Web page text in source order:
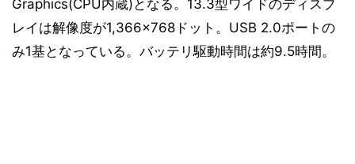
Graphics(CPU内蔵)となる。13.3型ワイドのディスプ
レイは解像度が1,366×768ドット。USB 2.0ポートの
み1基となっている。バッテリ駆動時間は約9.5時間。